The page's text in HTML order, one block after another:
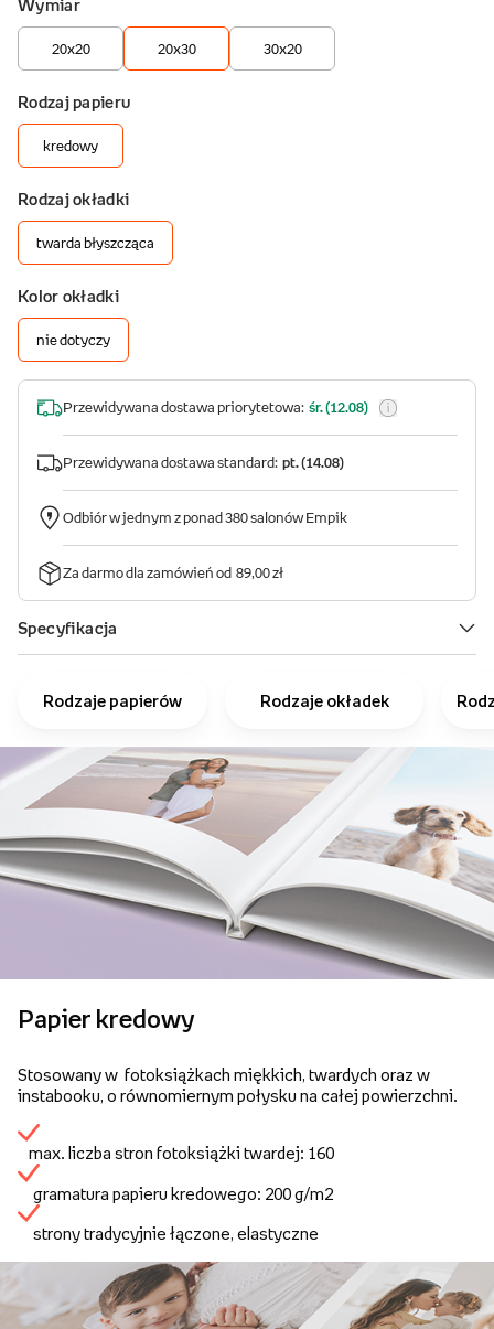
Rodzaje papierów Rodzaje okładek
Papier kredowy
Stosowany w fotoksiążkach miękkich, twardych oraz w
instabooku, o równomiernym połysku na całej powierzchni.
max. liczba stron fotoksiążki twardej: 160
gramatura papieru kredowego: 200 g/m2
strony tradycyjnie łączone, elastyczne